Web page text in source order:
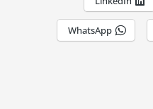
WhatsApp